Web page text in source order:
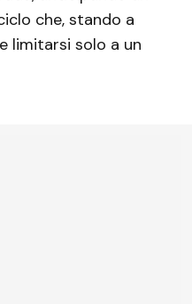
che, stando a
limitarsi solo a un